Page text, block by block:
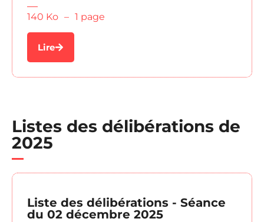
140 Ko – 1 page
Lire
Listes des délibérations de
2025
Liste des délibérations - Séance
du 02 décembre 2025